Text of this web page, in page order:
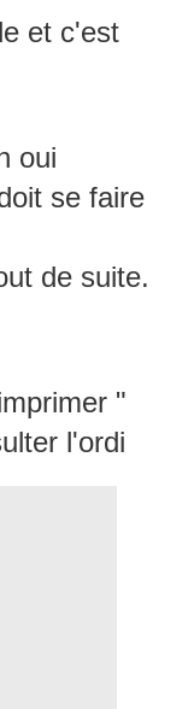
et c'est
oui
se faire
de suite.
"
l'ordi